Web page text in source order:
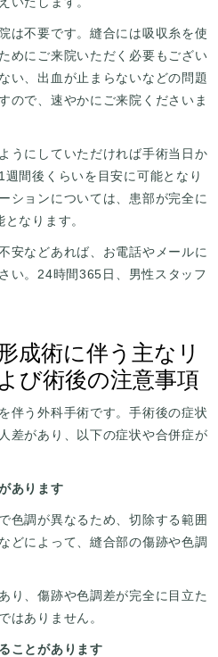
は不要です。縫合には吸収糸を使
めにご来院いただく必要もござい
い、出血が止まらないなどの問題
ので、速やかにご来院くださいま
うにしていただければ手術当日か
間後くらいを目安に可能となり
ションについては、患部が完全に
なります。
安などあれば、お電話やメールに
い。24時間365日、男性スタッフ
成術に伴う主なリ
び術後の注意事項
伴う外科手術です。手術後の症状
差があり、以下の症状や合併症が
あります
色調が異なるため、切除する範囲
どによって、縫合部の傷跡や色調
り、傷跡や色調差が完全に目立た
はありません。
ことがあります